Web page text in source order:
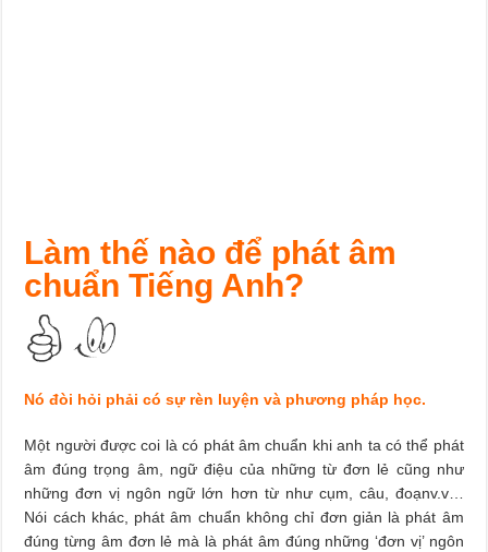
Làm thế nào để phát âm
chuẩn Tiếng Anh?
Nó đòi hỏi phải có sự rèn luyện và phương pháp học.
Một người được coi là có phát âm chuẩn khi anh ta có thể phát
âm đúng trọng âm, ngữ điệu của những từ đơn lẻ cũng như
những đơn vị ngôn ngữ lớn hơn từ như cụm, câu, đoạnv.v…
Nói cách khác, phát âm chuẩn không chỉ đơn giản là phát âm
đúng từng âm đơn lẻ mà là phát âm đúng những ‘đơn vị’ ngôn